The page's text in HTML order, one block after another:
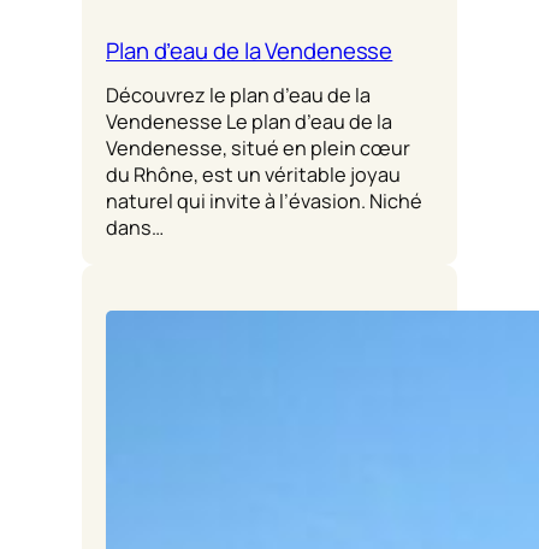
Plan d’eau de la Vendenesse
Découvrez le plan d’eau de la
Vendenesse Le plan d’eau de la
Vendenesse, situé en plein cœur
du Rhône, est un véritable joyau
naturel qui invite à l’évasion. Niché
dans…